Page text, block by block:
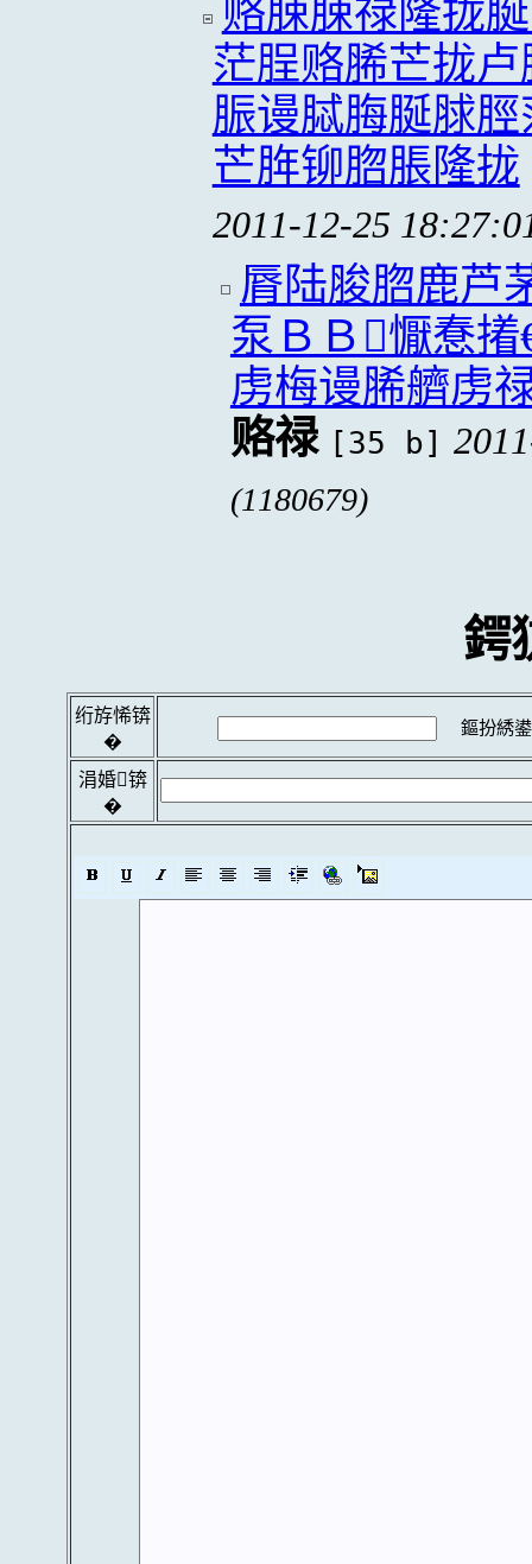
赂脨脨禄隆拢
茫脭赂脪芒拢
脤谩脦脢脠脙
芒脌铆脗脹隆拢
2011-12-25
脣陆脧脗鹿芦
泵ＢＢ懨惷
虏梅谩脪艩虏
赂禄 [35 b]
(1180679)
鍔
绗斿悕锛
�
鏂扮綉
涓婚锛
�